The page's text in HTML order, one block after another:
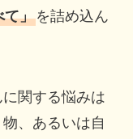
て」を詰め込ん
関する悩みは
、あるいは自